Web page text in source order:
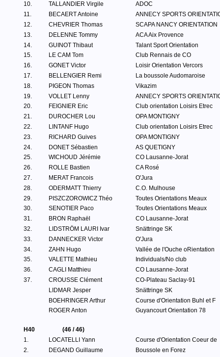
10.
TALLANDIER Virgile
ADOC
11.
BECAERT Antoine
ANNECY SPORTS
12.
CHEVRIER Thomas
SCAPA NANCY ORIENTATION
13.
DELENNE Tommy
ACA Aix Provence
14.
GUINOT Thibaut
Talant Sport Orientation
15.
LE CAM Tom
Club Rennais de CO
16.
GONET Victor
Loisir Orientation Vercors
17.
BELLENGIER Remi
La boussole Audomaroise
18.
PIGEON Thomas
Vikazim
19.
VOLLET Lenny
ANNECY SPORTS
20.
FEIGNIER Eric
Club orientation Loisirs Etrec
21.
DUROCHER Lou
OPA MONTIGNY
22.
LINTANF Hugo
Club orientation Loisirs Etrec
23.
RICHARD Guives
OPA MONTIGNY
24.
DONET Sébastien
AS QUETIGNY
25.
WICHOUD Jérémie
CO Lausanne-Jorat
26.
ROLLE Bastien
CA Rosé
27.
MERAT Francois
O'Jura
28.
ODERMATT Thierry
C.O. Mulhouse
29.
PISZCZOROWICZ Théo
Toutes Orientations Meaux
30.
SENOTIER Paco
Toutes Orientations Meaux
31.
BRON Raphaël
CO Lausanne-Jorat
32.
LIDSTRÖM LAURI Ivar
Snättringe SK
33.
DANNECKER Victor
O'Jura
34.
ZAHN Hugo
Vallée de l'Ouche oRientation
35.
VALETTE Mathieu
Individuals/No club
36.
CAGLI Matthieu
CO Lausanne-Jorat
37.
CROUSSE Clément
CO-Plateau Saclay-91
LIDMAR Jesper
Snättringe SK
BOEHRINGER Arthur
Course d'Orientation Buhl et F
ROGER Anton
Guyancourt Orientation 78
H40
(46 / 46)
1.
LOCATELLI Yann
Course d'Orientation Coeur de
2.
DEGAND Guillaume Boussole en Forez